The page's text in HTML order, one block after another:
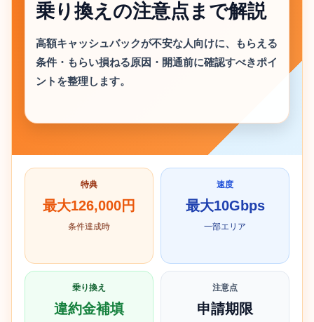
乗り換えの注意点まで解説
高額キャッシュバックが不安な人向けに、もらえる
条件・もらい損ねる原因・開通前に確認すべきポイ
ントを整理します。
特典
最大126,000円
条件達成時
速度
最大10Gbps
一部エリア
乗り換え
違約金補填
注意点
申請期限